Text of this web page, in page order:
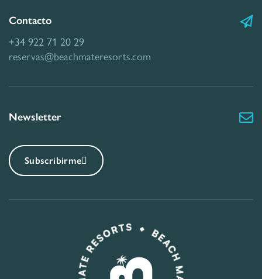
Contacto
+34 922 71 20 29
reservas@beachmateresorts.com
Newsletter
Subscribirme